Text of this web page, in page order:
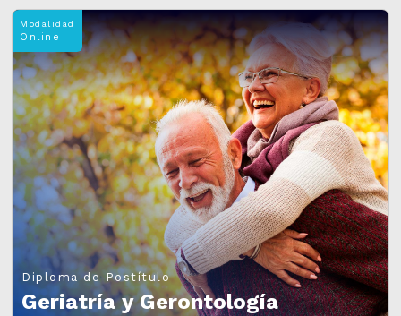
Modalidad
Online
Diploma de Postítulo
Geriatría y Gerontología